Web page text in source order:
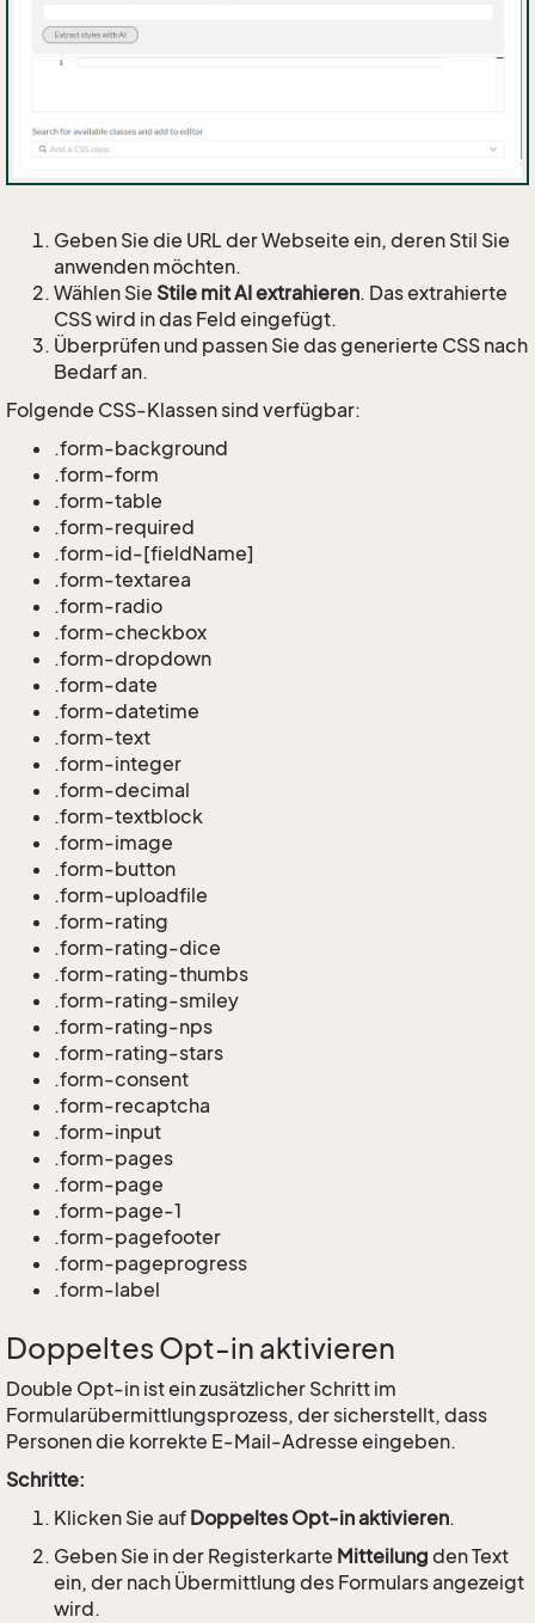
Geben Sie die URL der Webseite ein, deren Stil Sie
anwenden möchten.
Wählen Sie Stile mit AI extrahieren. Das extrahierte
CSS wird in das Feld eingefügt.
Überprüfen und passen Sie das generierte CSS nach
Bedarf an.
Folgende CSS-Klassen sind verfügbar:
.form-background
.form-form
.form-table
.form-required
.form-id-[fieldName]
.form-textarea
.form-radio
.form-checkbox
.form-dropdown
.form-date
.form-datetime
.form-text
.form-integer
.form-decimal
.form-textblock
.form-image
.form-button
.form-uploadfile
.form-rating
.form-rating-dice
.form-rating-thumbs
.form-rating-smiley
.form-rating-nps
.form-rating-stars
.form-consent
.form-recaptcha
.form-input
.form-pages
.form-page
.form-page-1
.form-pagefooter
.form-pageprogress
.form-label
Doppeltes Opt-in aktivieren
Double Opt-in ist ein zusätzlicher Schritt im
Formularübermittlungsprozess, der sicherstellt, dass
Personen die korrekte E-Mail-Adresse eingeben.
Schritte:
Klicken Sie auf Doppeltes Opt-in aktivieren.
Geben Sie in der Registerkarte Mitteilung den Text
ein, der nach Übermittlung des Formulars angezeigt
wird.